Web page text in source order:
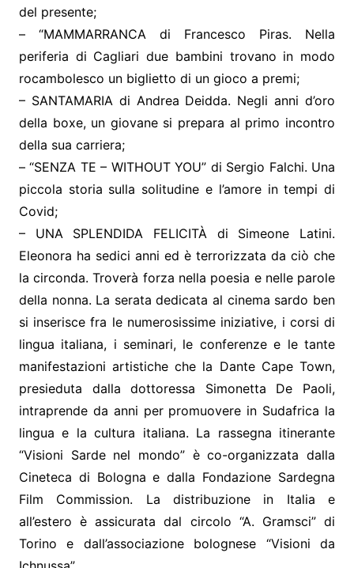
del presente;
– “MAMMARRANCA di Francesco Piras. Nella
periferia di Cagliari due bambini trovano in modo
rocambolesco un biglietto di un gioco a premi;
– SANTAMARIA di Andrea Deidda. Negli anni d’oro
della boxe, un giovane si prepara al primo incontro
della sua carriera;
– “SENZA TE – WITHOUT YOU” di Sergio Falchi. Una
piccola storia sulla solitudine e l’amore in tempi di
Covid;
– UNA SPLENDIDA FELICITÀ di Simeone Latini.
Eleonora ha sedici anni ed è terrorizzata da ciò che
la circonda. Troverà forza nella poesia e nelle parole
della nonna. La serata dedicata al cinema sardo ben
si inserisce fra le numerosissime iniziative, i corsi di
lingua italiana, i seminari, le conferenze e le tante
manifestazioni artistiche che la Dante Cape Town,
presieduta dalla dottoressa Simonetta De Paoli,
intraprende da anni per promuovere in Sudafrica la
lingua e la cultura italiana. La rassegna itinerante
“Visioni Sarde nel mondo” è co-organizzata dalla
Cineteca di Bologna e dalla Fondazione Sardegna
Film Commission. La distribuzione in Italia e
all’estero è assicurata dal circolo “A. Gramsci” di
Torino e dall’associazione bolognese “Visioni da